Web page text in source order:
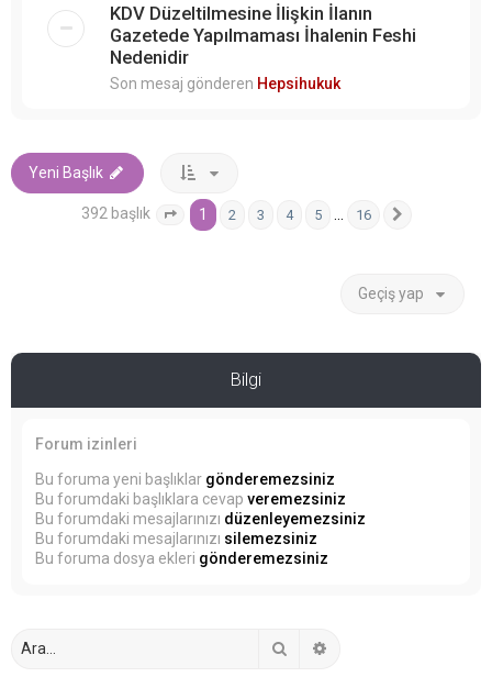
KDV Düzeltilmesine İlişkin İlanın
Gazetede Yapılmaması İhalenin Feshi
Nedenidir
Son mesaj gönderen Hepsihukuk
Yeni Başlık
392 başlık . sayfa (Toplam16 sayfa)
1 2 3 4 5 16
Geçiş yap
Bilgi
Forum izinleri
Bu foruma yeni başlıklar gönderemezsiniz
Bu forumdaki başlıklara cevap veremezsiniz
Bu forumdaki mesajlarınızı düzenleyemezsiniz
Bu forumdaki mesajlarınızı silemezsiniz
Bu foruma dosya ekleri gönderemezsiniz